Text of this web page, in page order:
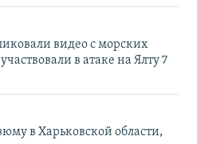
видео с морских
в атаке на Ялту 7
в Харьковской области,